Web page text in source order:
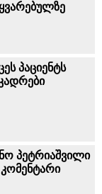
პაციენტს
პეტრიაშვილი